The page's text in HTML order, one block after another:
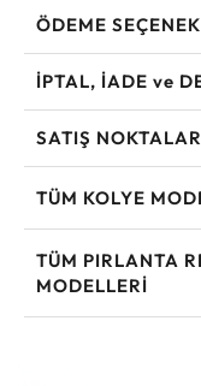
ÖDEME
İPTAL, İADE ve
SATIŞ
TÜM KOLYE
TÜM PIRLANTA
MODELLERI